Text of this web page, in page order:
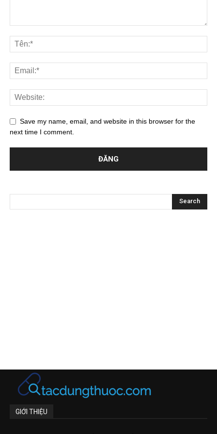
Save my name, email, and website in this browser for the
next time I comment.
GIỚI THIỆU